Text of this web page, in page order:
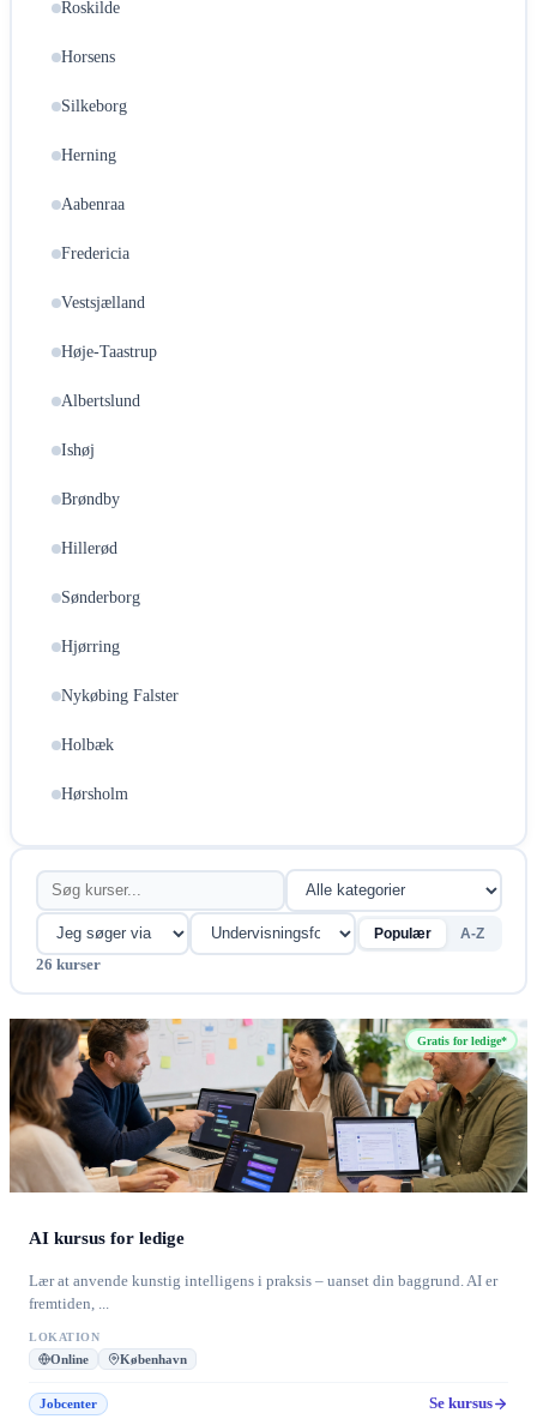
Roskilde
Horsens
Silkeborg
Herning
Aabenraa
Fredericia
Vestsjælland
Høje-Taastrup
Albertslund
Ishøj
Brøndby
Hillerød
Sønderborg
Hjørring
Nykøbing Falster
Holbæk
Hørsholm
Populær A-Z
26 kurser
Gratis for ledige*
AI kursus for ledige
Lær at anvende kunstig intelligens i praksis – uanset din baggrund. AI er
fremtiden, ...
LOKATION
Online København
Jobcenter Se kursus